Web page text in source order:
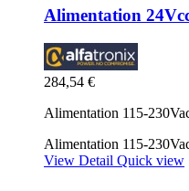
Alimentation
284,54 €
Alimentation 115-
Alimentation 115-
View Detail Quick view